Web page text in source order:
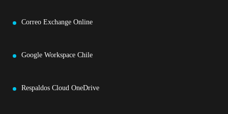
Correo Exchange Online
Google Workspace Chile
Respaldos Cloud OneDrive